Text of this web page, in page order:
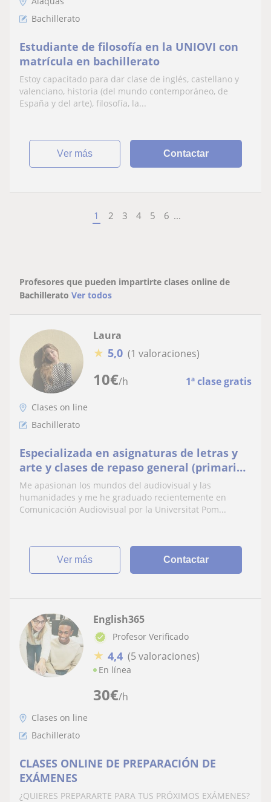
Bachillerato
Estudiante de filosofía en la UNIOVI con
matrícula en bachillerato
Estoy capacitado para dar clase de inglés, castellano y
valenciano, historia (del mundo contemporáneo, de
España y del arte), filosofía, la...
ver más Contactar
1 2 3 4 5 6 ...
Profesores que pueden impartirte clases online de
Bachillerato Ver todos
10€/h 1ª clase gratis
Laura
★ 5,0 (1 valoraciones)
Clases on line
Bachillerato
Especializada en asignaturas de letras y
arte y clases de repaso general (primaria-
selectividad)
Me apasionan los mundos del audiovisual y las
humanidades y me he graduado recientemente en
Comunicación Audiovisual por la Universitat Pom...
ver más Contactar
30€/h
English365
Profesor Verificado
★ 4,4 (5 valoraciones)
En línea
Clases on line
Bachillerato
CLASES ONLINE DE PREPARACIÓN DE
EXÁMENES
¿QUIERES PREPARARTE PARA TUS PRÓXIMOS EXÁMENES?